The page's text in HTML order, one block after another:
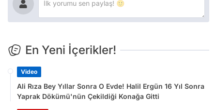
En Yeni İçerikler!
Video
Ali Rıza Bey Yıllar Sonra O Evde! Halil Ergün 16 Yıl Sonra
Yaprak Dökümü'nün Çekildiği Konağa Gitti